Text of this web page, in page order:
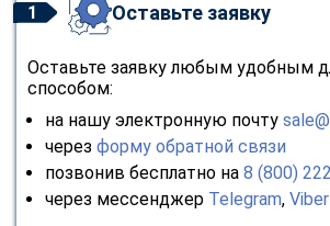
1 Оставьте заявку
Оставьте заявку любым удобным
способом:
на нашу электронную почту
через форму обратной связи
позвонив бесплатно на 8 (800)
через мессенджер Telegram, Viber